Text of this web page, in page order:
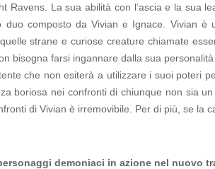
Ravens. La sua abilità con l’ascia e la sua
duo composto da Vivian e Ignace. Vivian
strane e curiose creature chiamate
bisogna farsi ingannare dalla sua
che non esiterà a utilizzare i suoi poteri
boriosa nei confronti di chiunque non sia
di Vivian è irremovibile. Per di più, se la
demoniaci in azione nel nuovo